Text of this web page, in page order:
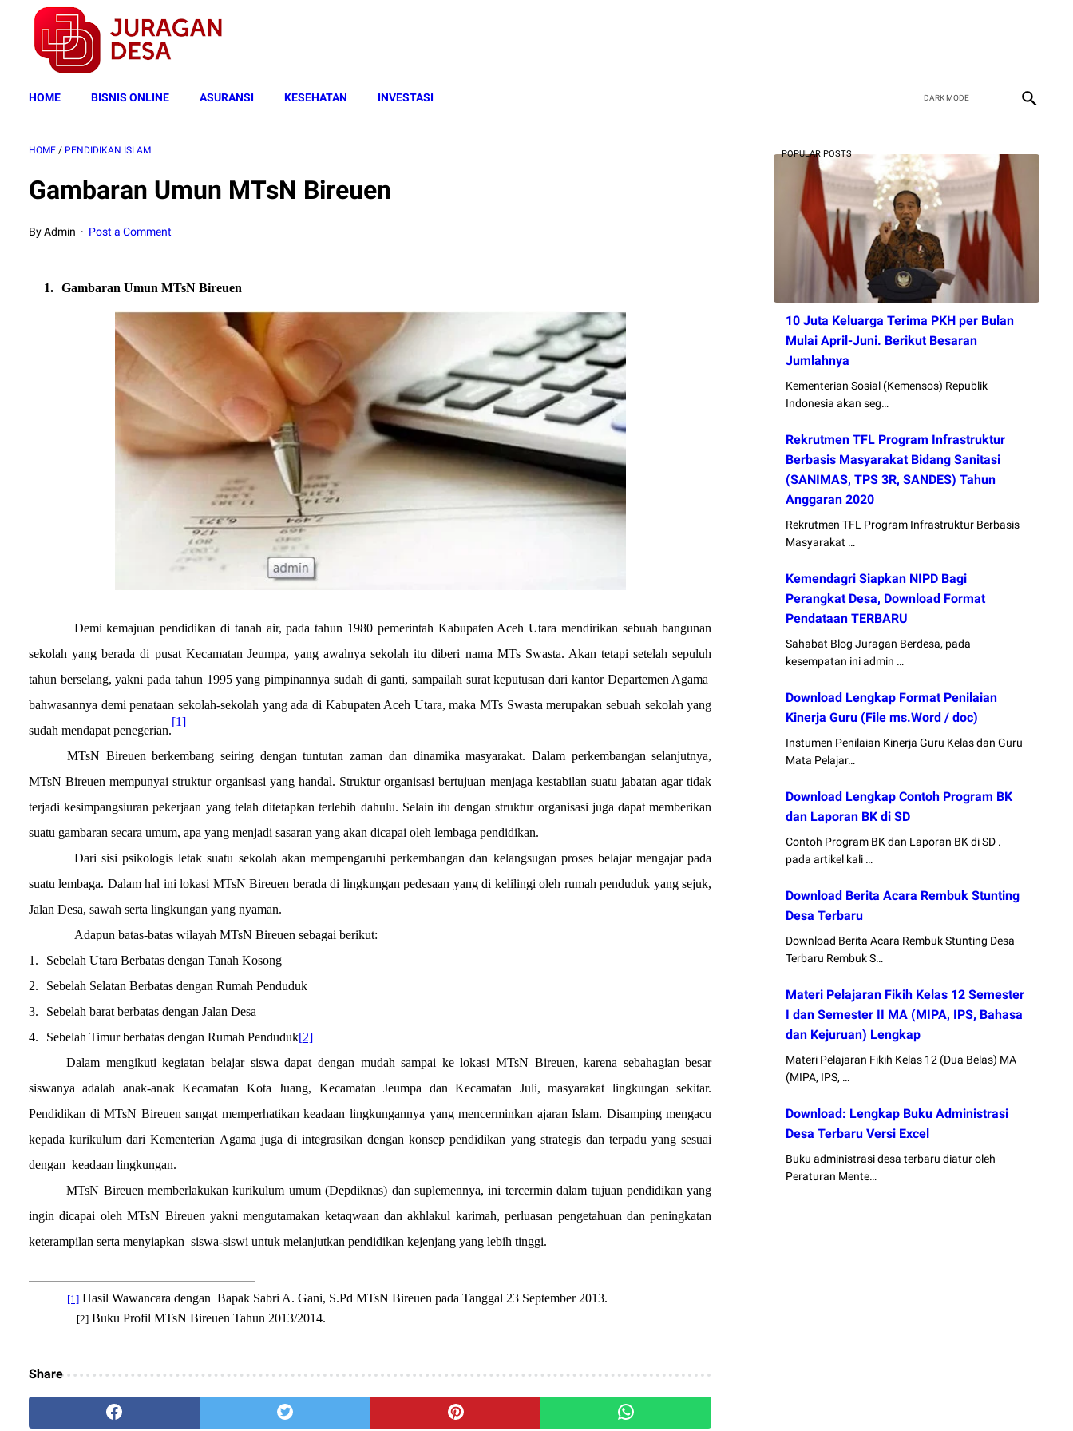
HOME BISNIS ONLINE ASURANSI KESEHATAN INVESTASI
HOME / PENDIDIKAN ISLAM
Gambaran Umun MTsN Bireuen
By Admin Post a Comment
1. Gambaran Umun MTsN Bireuen
Demi kemajuan pendidikan di tanah air, pada tahun 1980pemerintah Kabupaten Aceh Utara mendirikan sebuah bangunan
sekolah yang beradadi pusat Kecamatan Jeumpa, yang awalnya sekolah itu diberi nama MTs Swasta. Akan tetapi setelah sepuluh
tahun berselang, yakni pada tahun 1995 yang pimpinannya sudah di ganti,sampailah surat keputusan dari kantor Departemen Agama
bahwasannya demi penataan sekolah-sekolah yang ada di Kabupaten Aceh Utara, makaMTs Swasta merupakan sebuah sekolah yang
sudah mendapat penegerian.
[1]
MTsN Bireuenberkembang seiring dengan tuntutan zaman dan dinamika masyarakat. Dalam perkembangan selanjutnya,
MTsN Bireuenmempunyai struktur organisasi yang handal. Struktur organisasi bertujuan menjaga kestabilan suatu jabatan agar tidak
terjadi kesimpangsiuran pekerjaan yang telah ditetapkan terlebih dahulu. Selain itu dengan struktur organisasi juga dapat memberikan
suatu gambaran secara umum, apa yang menjadi sasaran yang akan dicapai oleh lembaga pendidikan.
Dari sisi psikologis letak suatu sekolah akan mempengaruhi perkembangan dan kelangsugan proses belajar mengajar pada
suatu lembaga. Dalam hal ini lokasi MTsN Bireuen berada di lingkungan pedesaan yang di kelilingi oleh rumah penduduk yang sejuk,
Jalan Desa, sawah serta lingkungan yang nyaman.
Adapun batas-batas wilayah MTsN Bireuen sebagai berikut:
1.
Sebelah Utara Berbatas dengan Tanah Kosong
2.
Sebelah Selatan Berbatas dengan Rumah Penduduk
3.
Sebelah barat berbatas dengan Jalan Desa
4.
Sebelah Timur berbatas dengan Rumah Penduduk[2]
Dalam mengikuti kegiatan belajar siswa dapat dengan mudah sampai ke lokasi MTsN Bireuen, karena sebahagian besar
siswanya adalah anak-anak Kecamatan Kota Juang, Kecamatan Jeumpa dan Kecamatan Juli, masyarakat lingkungan sekitar.
Pendidikan di MTsN Bireuen sangat memperhatikan keadaan lingkungannya yang mencerminkan ajaran Islam. Disamping mengacu
kepada kurikulum dari Kementerian Agama juga di integrasikan dengan konsep pendidikan yang strategis dan terpadu yang sesuai
dengan keadaan lingkungan.
MTsN Bireuen memberlakukan kurikulum umum (Depdiknas) dan suplemennya, ini tercermin dalam tujuan pendidikan yang
ingin dicapai oleh MTsN Bireuen yakni mengutamakan ketaqwaan dan akhlakul karimah, perluasan pengetahuan dan peningkatan
keterampilan serta menyiapkan siswa-siswi untuk melanjutkan pendidikan kejenjang yang lebih tinggi.
[1] Hasil Wawancara dengan Bapak Sabri A. Gani, S.Pd MTsN Bireuen pada Tanggal 23 September 2013.
[2] Buku Profil MTsN Bireuen Tahun 2013/2014.
Share
POPULAR POSTS
10 Juta Keluarga Terima PKH per Bulan
Mulai April-Juni. Berikut Besaran
Jumlahnya
Kementerian Sosial (Kemensos) Republik
Indonesia akan seg…
Rekrutmen TFL Program Infrastruktur
Berbasis Masyarakat Bidang Sanitasi
(SANIMAS, TPS 3R, SANDES) Tahun
Anggaran 2020
Rekrutmen TFL Program Infrastruktur Berbasis
Masyarakat …
Kemendagri Siapkan NIPD Bagi
Perangkat Desa, Download Format
Pendataan TERBARU
Sahabat Blog Juragan Berdesa, pada
kesempatan ini admin …
Download Lengkap Format Penilaian
Kinerja Guru (File ms.Word / doc)
Instumen Penilaian Kinerja Guru Kelas dan Guru
Mata Pelajar…
Download Lengkap Contoh Program BK
dan Laporan BK di SD
Contoh Program BK dan Laporan BK di SD .
pada artikel kali …
Download Berita Acara Rembuk Stunting
Desa Terbaru
Download Berita Acara Rembuk Stunting Desa
Terbaru Rembuk S…
Materi Pelajaran Fikih Kelas 12 Semester
I dan Semester II MA (MIPA, IPS, Bahasa
dan Kejuruan) Lengkap
Materi Pelajaran Fikih Kelas 12 (Dua Belas) MA
(MIPA, IPS, …
Download: Lengkap Buku Administrasi
Desa Terbaru Versi Excel
Buku administrasi desa terbaru diatur oleh
Peraturan Mente…